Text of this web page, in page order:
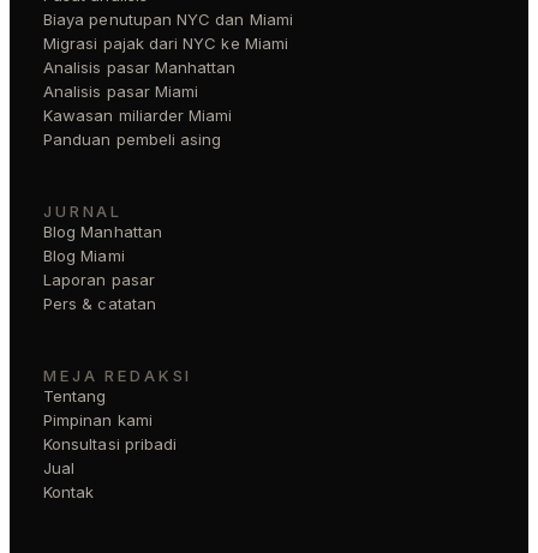
Biaya penutupan NYC dan Miami
Migrasi pajak dari NYC ke Miami
Analisis pasar Manhattan
Analisis pasar Miami
Kawasan miliarder Miami
Panduan pembeli asing
JURNAL
Blog Manhattan
Blog Miami
Laporan pasar
Pers & catatan
MEJA REDAKSI
Tentang
Pimpinan kami
Konsultasi pribadi
Jual
Kontak